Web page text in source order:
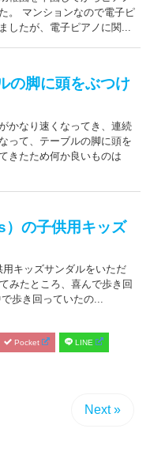
Pocket LINE
Next »